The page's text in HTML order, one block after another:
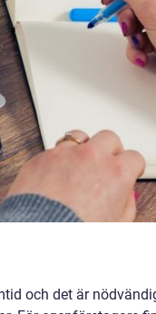
och det är